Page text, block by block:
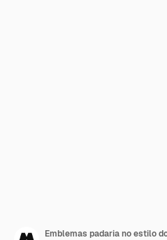
Emblemas padaria no estilo